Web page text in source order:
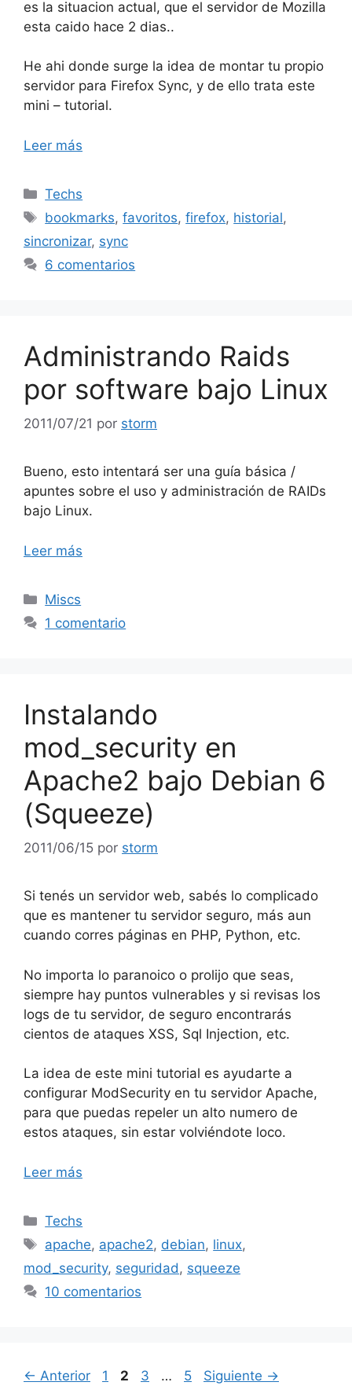
es la situacion actual, que el servidor de Mozilla
esta caido hace 2 dias..
He ahi donde surge la idea de montar tu propio
servidor para Firefox Sync, y de ello trata este
mini – tutorial.
Leer más
Categorías
Techs
Etiquetas
bookmarks,favoritos,firefox, historial,
sincronizar, sync
6 comentarios
Administrando Raids
por software bajo Linux
2011/07/21 por storm
Bueno, esto intentará ser una guía básica /
apuntes sobre el uso y administración de RAIDs
bajo Linux.
Leer más
Categorías
Miscs
1 comentario
Instalando
mod_security en
Apache2 bajo Debian 6
(Squeeze)
2011/06/15 por storm
Si tenés un servidor web, sabés lo complicado
que es mantener tu servidor seguro, más aun
cuando corres páginas en PHP, Python, etc.
No importa lo paranoico o prolijo que seas,
siempre hay puntos vulnerables y si revisas los
logs de tu servidor, de seguro encontrarás
cientos de ataques XSS, Sql Injection, etc.
La idea de este mini tutorial es ayudarte a
configurar ModSecurity en tu servidor Apache,
para que puedas repeler un alto numero de
estos ataques, sin estar volviéndote loco.
Leer más
Categorías
Techs
Etiquetas
apache, apache2, debian, linux,
mod_security, seguridad , squeeze
10 comentarios
← Anterior Página
1 Página
2 Página
3 … Página
5 Siguiente →